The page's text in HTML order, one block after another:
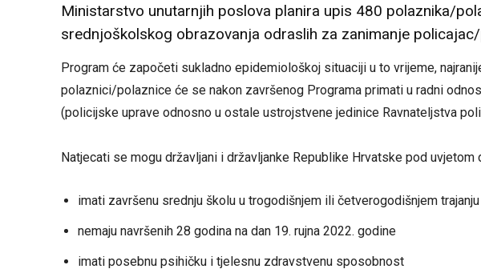
Ministarstvo unutarnjih poslova planira upis 480 polaznika/
srednjoškolskog obrazovanja odraslih za zanimanje
Program će započeti sukladno epidemiološkoj situaciji u to vrijeme,
polaznici/polaznice će se nakon završenog Programa primati u radni
(policijske uprave odnosno u ostale ustrojstvene jedinice Ravnateljstva
Natjecati se mogu državljani i državljanke Republike Hrvatske pod uvjetom
imati završenu srednju školu u trogodišnjem ili četverogodišnjem trajanju
nemaju navršenih 28 godina na dan 19. rujna 2022. godine
imati posebnu psihičku i tjelesnu zdravstvenu sposobnost